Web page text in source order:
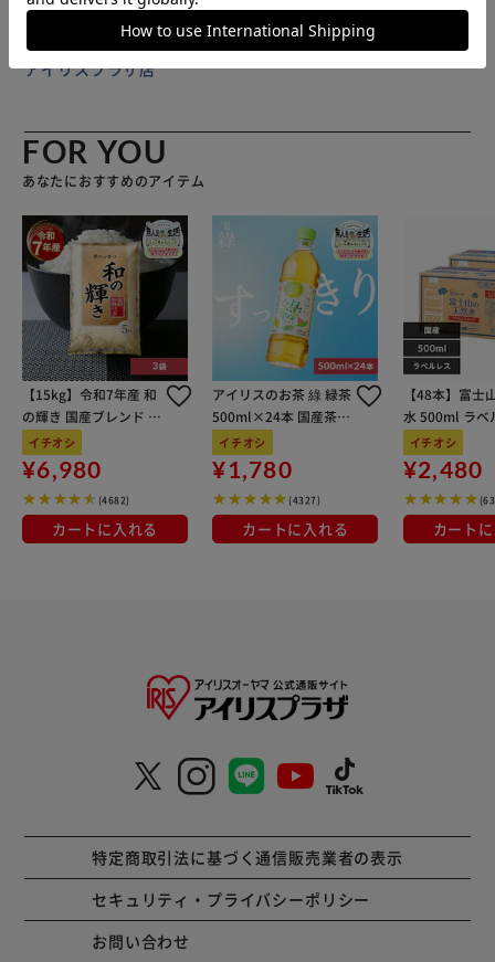
販売元(特定商取引法に基づく表記)：BACKYARD FAMILY
アイリスプラザ店
FOR YOU
あなたにおすすめのアイテム
【15kg】令和7年産 和
の輝き 国産ブレンド 5
kg×3袋
イチオシ
¥6,980
(4682)
カートに入れる
アイリスのお茶 綠 緑茶
500ml×24本 国産茶葉
100％使用
イチオシ
¥1,780
(4327)
カートに入れる
【48本】富士
水 500ml ラベ
イチオシ
¥2,480
カート
特定商取引法に基づく通信販売業者の表示
セキュリティ・プライバシーポリシー
お問い合わせ